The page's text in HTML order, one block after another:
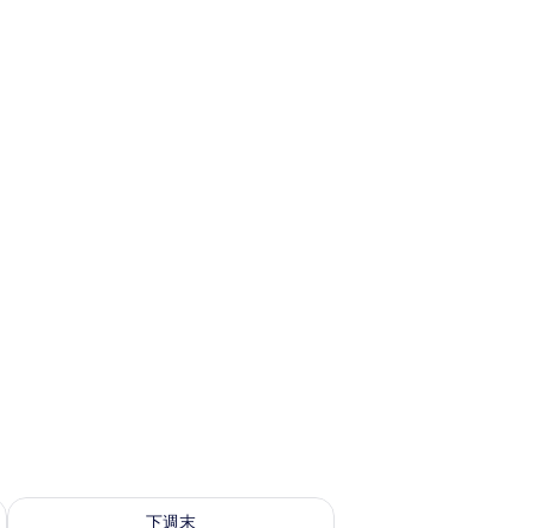
下週末
查看下週末 (8月 14 - 8月 16) 的供應情況